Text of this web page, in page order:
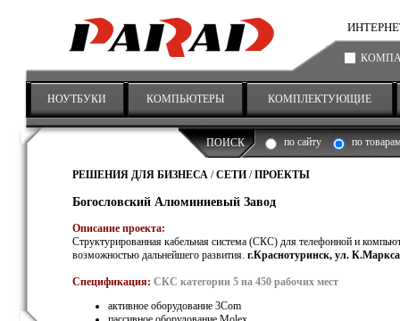
НОУТБУКИ КОМПЬЮТЕРЫ КОМПЛЕКТУЮЩИЕ
ПОИСК по сайту по
РЕШЕНИЯ ДЛЯ БИЗНЕСА/СЕТИ/ПРОЕКТЫ
Богословский Алюминиевый Завод
Описание проекта:
Структурированная кабельная система (СКС) для телефонной и
возможностью дальнейшего развития. г.Краснотуринск, ул.
Спецификация: СКС категории 5 на 450 рабочих мест
активное оборудование 3Com